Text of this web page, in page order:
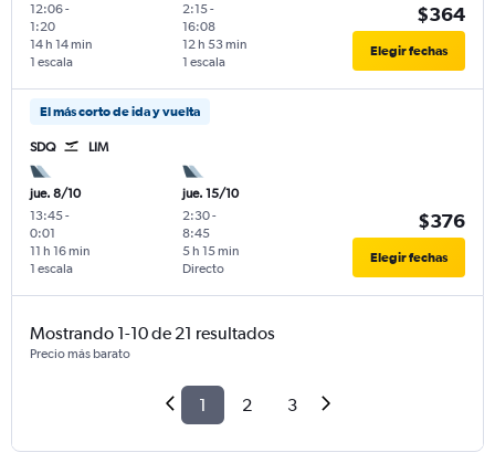
12:06-
1:20
1 escala
14 h 14 min
2:15-
16:08
1 escala
12 h 53 min
$364
Elegir fechas
El más corto de ida y vuelta
SDQ LIM
jue. 8/10
13:45-
0:01
1 escala
11 h 16 min
jue. 15/10
2:30-
8:45
Directo
5 h 15 min
$376
Elegir fechas
Mostrando 1-10 de 21 resultados
Precio más barato
1 2 3